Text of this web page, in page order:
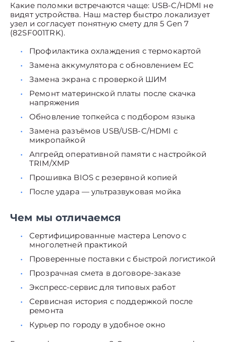
Какие поломки встречаются чаще: USB-C/HDMI не
видят устройства. Наш мастер быстро локализует
узел и согласует понятную смету для 5 Gen 7
(82SF001TRK).
Профилактика охлаждения с термокартой
Замена аккумулятора с обновлением EC
Замена экрана с проверкой ШИМ
Ремонт материнской платы после скачка
напряжения
Обновление топкейса с подбором языка
Замена разъёмов USB/USB-C/HDMI с
микропайкой
Апгрейд оперативной памяти с настройкой
TRIM/XMP
Прошивка BIOS с резервной копией
После удара — ультразвуковая мойка
Чем мы отличаемся
Сертифицированные мастера Lenovo с
многолетней практикой
Проверенные поставки с быстрой логистикой
Прозрачная смета в договоре-заказе
Экспресс-сервис для типовых работ
Сервисная история с поддержкой после
ремонта
Курьер по городу в удобное окно